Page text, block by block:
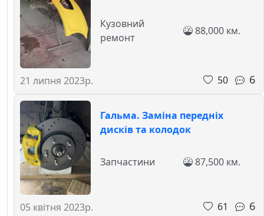
21 липня 2023р.
Кузовний
ремонт
88,000 км.
50 6
Гальма. Заміна передніх
дисків та колодок
05 квітня 2023р.
Запчастини 87,500 км.
61 6